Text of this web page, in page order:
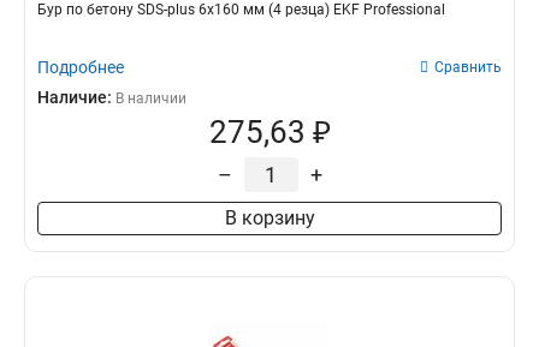
Бур по бетону SDS-plus 6х160 мм (4 резца) EKF Professional
Подробнее Сравнить
Наличие: В наличии
275,63 ₽
– +
В корзину